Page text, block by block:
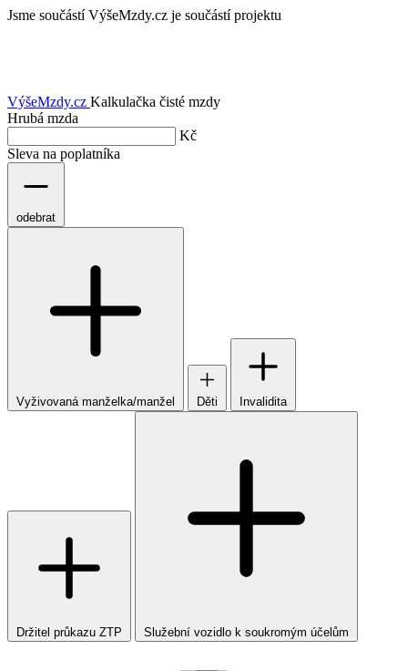
Jsme součástí VýšeMzdy.cz je součástí projektu
VýšeMzdy.cz Kalkulačka čisté mzdy
Hrubá mzda
Kč
Sleva na poplatníka
odebrat
Vyživovaná manželka/manžel Děti Invalidita
Držitel průkazu ZTP Služební vozidlo k soukromým účelům